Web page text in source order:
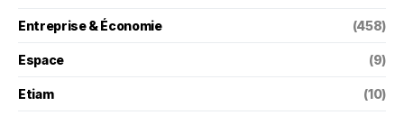
Entreprise & Économie (458)
Espace (9)
Etiam (10)